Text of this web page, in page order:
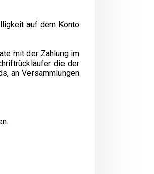
auf dem Konto
mit der Zahlung im
die der
an Versammlungen